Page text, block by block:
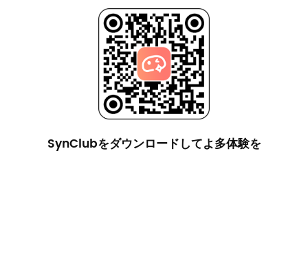
SynClubをダウンロードしてよ多体験を